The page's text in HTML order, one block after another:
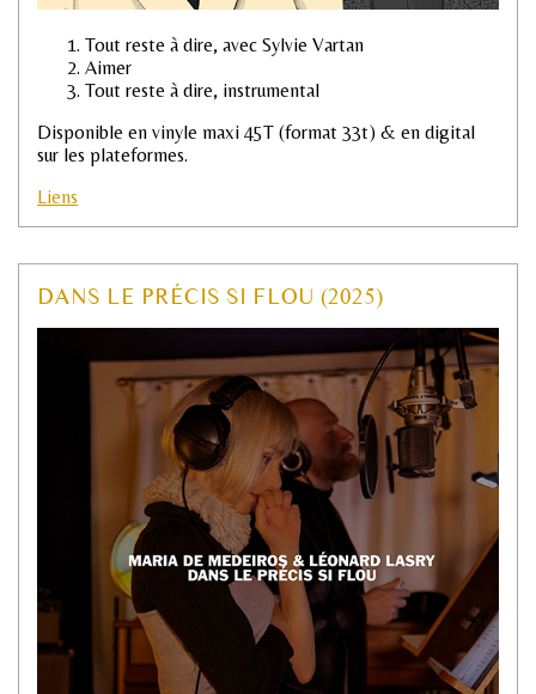
Tout reste à dire, avec Sylvie Vartan
Aimer
Tout reste à dire, instrumental
Disponible en vinyle maxi 45T (format 33t) & en digital
sur les plateformes.
Liens
DANS LE PRÉCIS SI FLOU (2025)